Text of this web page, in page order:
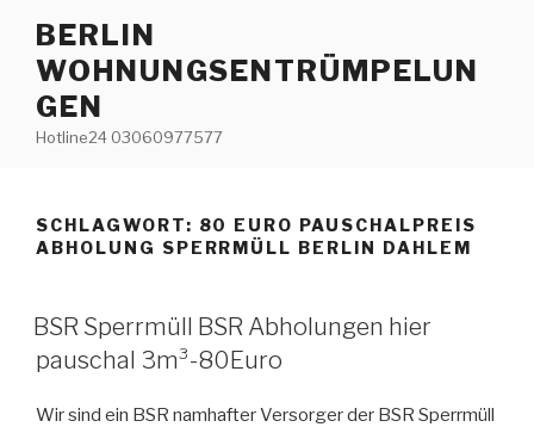
Inhalt
springen
BERLIN
WOHNUNGSENTRÜMPELUN
GEN
Hotline24 03060977577
SCHLAGWORT: 80 EURO PAUSCHALPREIS
ABHOLUNG SPERRMÜLL BERLIN DAHLEM
VERÖFFENTLICHT
AM
BSR Sperrmüll BSR Abholungen hier
pauschal 3m³-80Euro
Wir sind ein BSR namhafter Versorger der BSR Sperrmüll